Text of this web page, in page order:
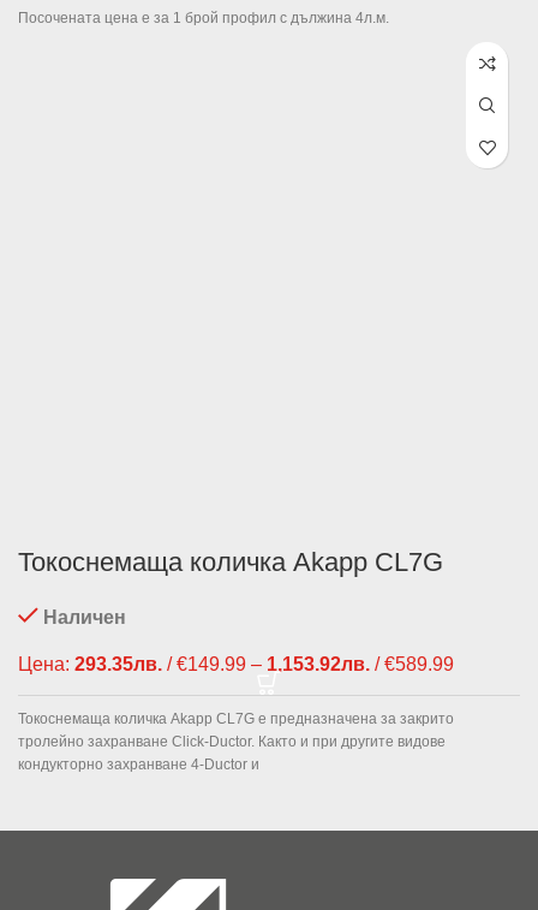
182.99лв. /
Посочената цена е за 1 брой профил с дължина 4л.м.
Токоснемаща количка Akapp CL7G
Наличен
Цена: 293.35лв. / €149.99 – 1,153.92лв. / €589.99
Токоснемаща количка Akapp CL7G e предназначена за закрито
тролейно захранване Click-Ductor. Както и при другите видове
кондукторно захранване 4-Ductor и